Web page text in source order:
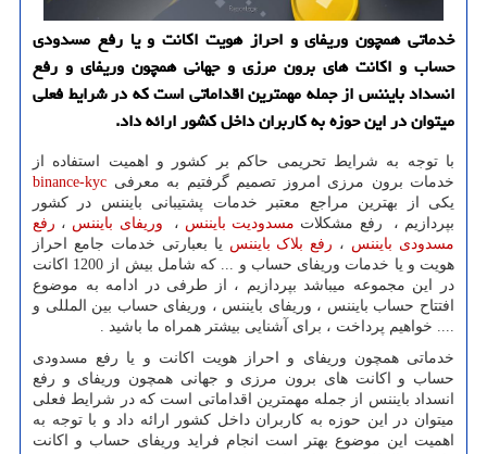
خدماتی همچون وریفای و احراز هویت اکانت و یا رفع مسدودی
حساب و اکانت های برون مرزی و جهانی همچون وریفای و رفع
انسداد بایننس از جمله مهمترین اقداماتی است که در شرایط فعلی
میتوان در این حوزه به کاربران داخل کشور ارائه داد.
با توجه به شرایط تحریمی حاکم بر کشور و اهمیت استفاده از
خدمات برون مرزی امروز تصمیم گرفتیم به معرفی binance-kyc
یکی از بهترین مراجع معتبر خدمات پشتیبانی بایننس در کشور
بپردازیم ، رفع مشکلات مسدودیت بایننس ، وریفای بایننس ، رفع
مسدودی بایننس ، رفع بلاک بایننس یا بعبارتی خدمات جامع احراز
هویت و یا خدمات وریفای حساب و ... که شامل بیش از 1200 اکانت
در این مجموعه میباشد بپردازیم ، از طرفی در ادامه به موضوع
افتتاح حساب بایننس ، وریفای بایننس ، وریفای حساب بین المللی و
.... خواهیم پرداخت ، برای آشنایی بیشتر همراه ما باشید .
خدماتی همچون وریفای و احراز هویت اکانت و یا رفع مسدودی
حساب و اکانت های برون مرزی و جهانی همچون وریفای و رفع
انسداد بایننس از جمله مهمترین اقداماتی است که در شرایط فعلی
میتوان در این حوزه به کاربران داخل کشور ارائه داد و با توجه به
اهمیت این موضوع بهتر است انجام فراید وریفای حساب و اکانت